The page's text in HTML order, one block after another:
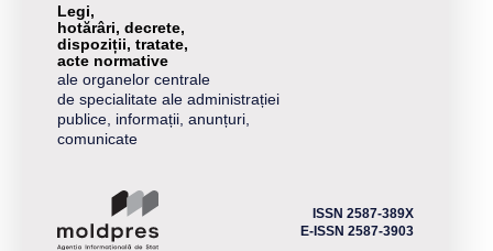
Legi,
hotărâri, decrete,
dispoziții, tratate,
acte normative
ale organelor centrale
de specialitate ale administrației
publice, informații, anunțuri,
comunicate
ISSN 2587-389X
E-ISSN 2587-3903